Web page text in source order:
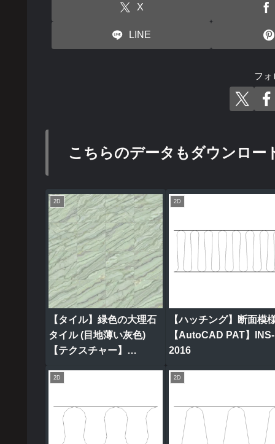
X
LINE
フォ
こちらのデータもダウンロー
2D
【タイル】緑色の大理石
タイル (目地薄い灰色)
【テクスチャー】
2D
【ハッチング】断面模
【AutoCAD PAT】INS-
2016
2D 2D